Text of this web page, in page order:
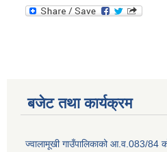
बजेट तथा कार्यक्रम
ज्वालामूखी गाउँपालिकाको आ.व.083/84